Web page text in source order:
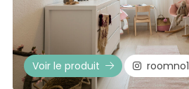
Voir le produit roomno1